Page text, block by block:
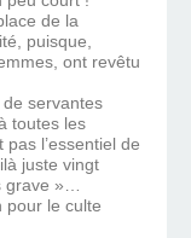
de la
puisque,
ont revêtu
servantes
toutes les
l’essentiel de
juste vingt
grave »…
le culte